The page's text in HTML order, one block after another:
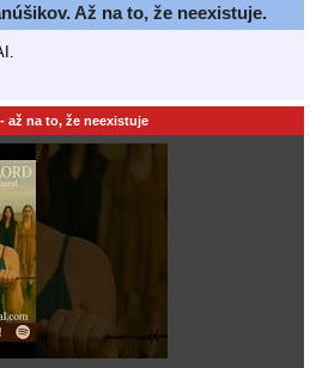
Až na to, že neexistuje.
až na to, že neexistuje